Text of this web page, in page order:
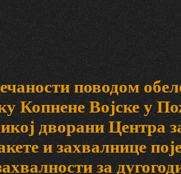
поводом
Копнене Војске у
дворани Центра
и захвалнице
за